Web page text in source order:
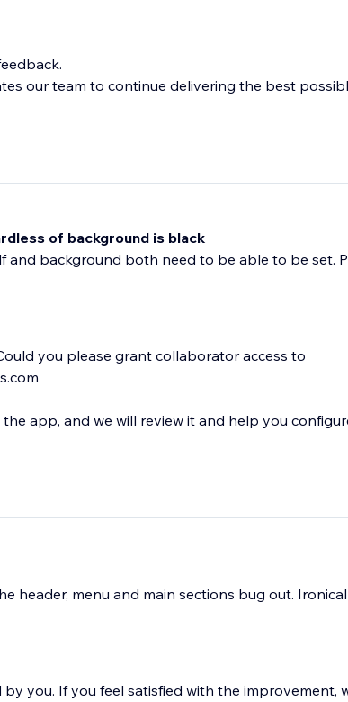
our team to continue delivering the best
of background is black
and background both need to be able to be set.
you please grant collaborator access to
app, and we will review it and help you
header, menu and main sections bug out.
by you. If you feel satisfied with the improvement,